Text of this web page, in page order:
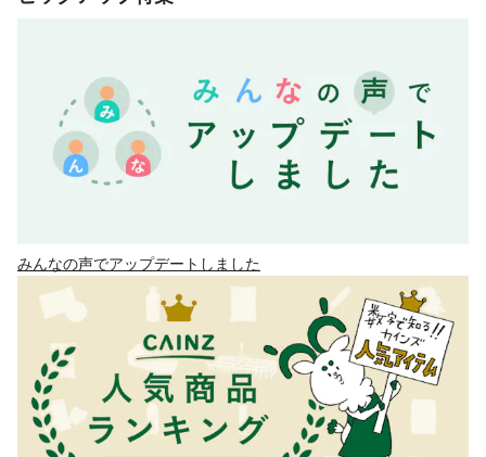
みんなの声でアップデートしました